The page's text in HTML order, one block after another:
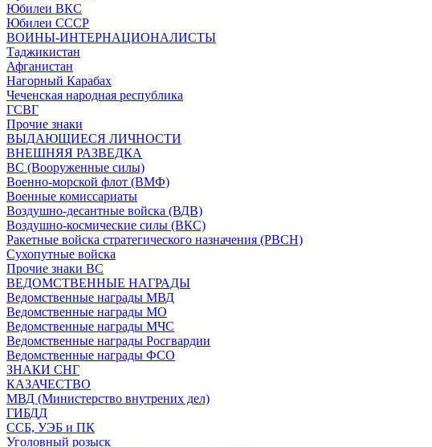
Юбилеи ВКС
Юбилеи СССР
ВОИНЫ-ИНТЕРНАЦИОНАЛИСТЫ
Таджикистан
Афганистан
Нагорный Карабах
Чеченская народная республика
ГСВГ
Прочие знаки
ВЫДАЮЩИЕСЯ ЛИЧНОСТИ
ВНЕШНЯЯ РАЗВЕДКА
ВС (Вооруженные силы)
Военно-морской флот (ВМФ)
Военные комиссариаты
Воздушно-десантные войска (ВДВ)
Воздушно-космические силы (ВКС)
Ракетные войска стратегического назначения (РВСН)
Сухопутные войска
Прочие знаки ВС
ВЕДОМСТВЕННЫЕ НАГРАДЫ
Ведомственные награды МВД
Ведомственные награды МО
Ведомственные награды МЧС
Ведомственные награды Росгвардии
Ведомственные награды ФСО
ЗНАКИ СНГ
КАЗАЧЕСТВО
МВД (Министерство внутрених дел)
ГИБДД
ССБ, УЭБ и ПК
Уголовный розыск